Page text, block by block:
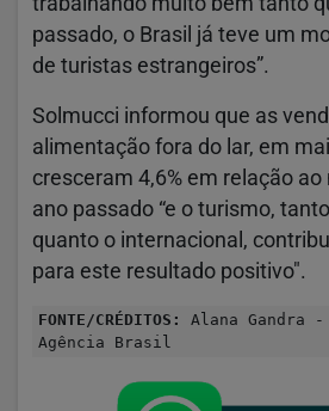
passado, o Brasil já teve um
de turistas estrangeiros”.
Solmucci informou que as
alimentação fora do lar, em
cresceram 4,6% em relação
ano passado “e o turismo,
quanto o internacional,
para este resultado positivo".
FONTE/CRÉDITOS:
Alana Gandra
Agência Brasil